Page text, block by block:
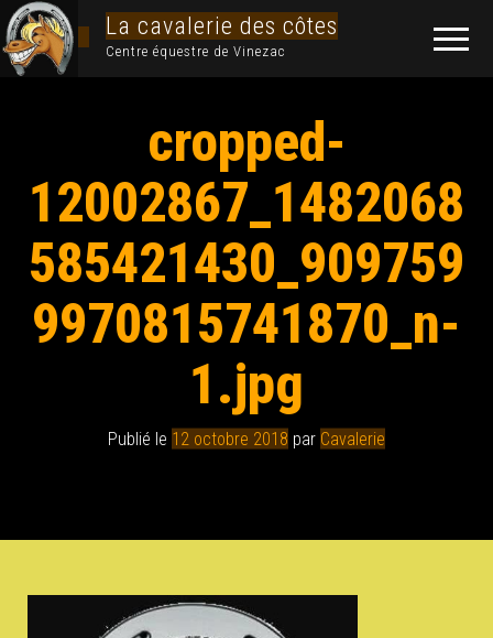
La cavalerie des côtes
Centre équestre de Vinezac
cropped-
12002867_1482068
585421430_909759
9970815741870_n-
1.jpg
Publié le 12 octobre 2018 par Cavalerie